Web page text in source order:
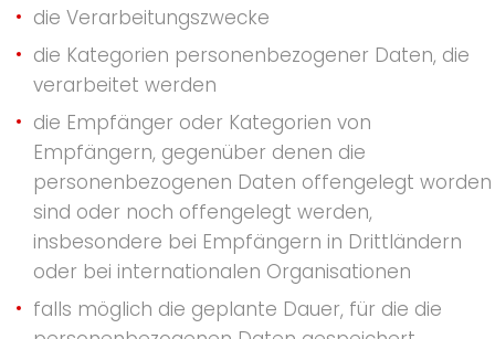
die Verarbeitungszwecke
die Kategorien personenbezogener Daten, die
verarbeitet werden
die Empfänger oder Kategorien von
Empfängern, gegenüber denen die
personenbezogenen Daten offengelegt worden
sind oder noch offengelegt werden,
insbesondere bei Empfängern in Drittländern
oder bei internationalen Organisationen
falls möglich die geplante Dauer, für die die